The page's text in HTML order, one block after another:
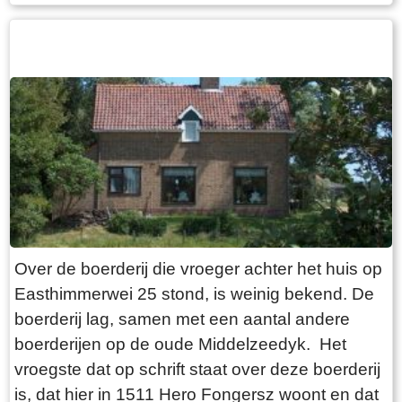
de pleatsen op dizze dyk. Walma state is fan
neist de pleats noch in wier. Yn 1511 wurdt der
noch in stinsgrêft neamd. Ut it Register fan
oanbring fan 1511 docht bliken dat Epa Ighaz
“eijgen geërffd” eigner is en Albert Hoytes
pachtboer op de grutste pleats ûnder Folsgara.
De buorkerij omfiemet LXXX (80) pûn lân,
wêrfan “36 ponden Hooijland, 31 ponden
Grasland en 7 ponden Reijdland”. It lân súdlik
fan de pleats wurdt it “lege meden” neamd, dêr’t
it rijeedmeer (reidmar) leit. It rijeedland (reidlân)
leit tsjin de “die grote Rien”. Fierders is der noch
“6 ponden saedlant leggende, om ende om op
ende an Epas vors. stins graft”. Dizze stinsgrêft
Over de boerderij die vroeger achter het huis op
Easthimmerwei 25 stond, is weinig bekend. De
boerderij lag, samen met een aantal andere
boerderijen op de oude Middelzeedyk. Het
vroegste dat op schrift staat over deze boerderij
is, dat hier in 1511 Hero Fongersz woont en dat